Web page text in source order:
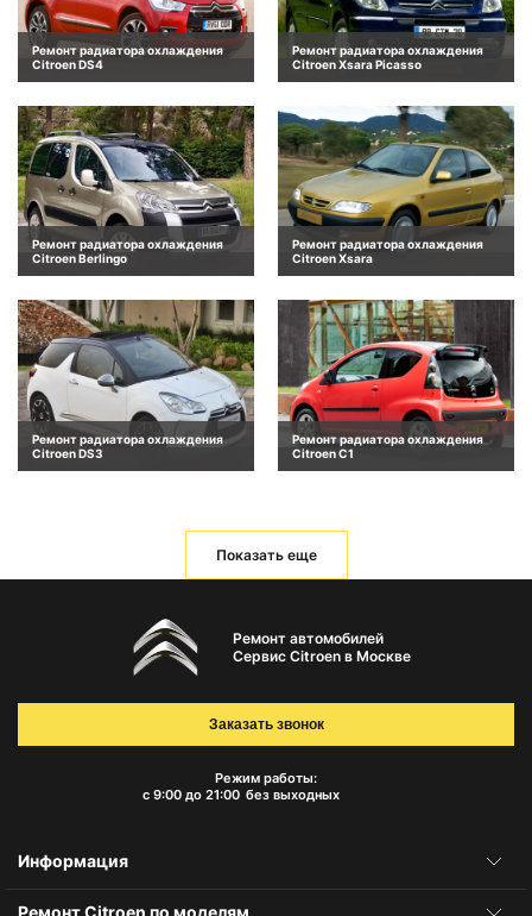
Ремонт радиатора охлаждения
Citroen DS4
Ремонт радиатора охлаждения
Citroen Xsara Picasso
Ремонт радиатора охлаждения
Citroen Berlingo
Ремонт радиатора охлаждения
Citroen Xsara
Ремонт радиатора охлаждения
Citroen DS3
Ремонт радиатора охлаждения
Citroen C1
Показать еще
Ремонт автомобилей
Сервис Citroen в Москве
Режим работы:
с 9:00 до 21:00 без выходных
Заказать звонок
Информация